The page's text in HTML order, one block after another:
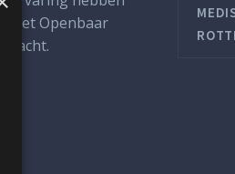
het Openbaar